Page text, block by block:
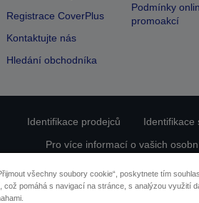
Registrace CoverPlus
Kontaktujte nás
Hledání obchodníka
Podmínky
promoakcí
Identifikace prodejců Identifikace
Pro více informací o vašich
všechny soubory cookie“, poskytnete tím
což pomáhá s navigací na stránce, s analýzou využití